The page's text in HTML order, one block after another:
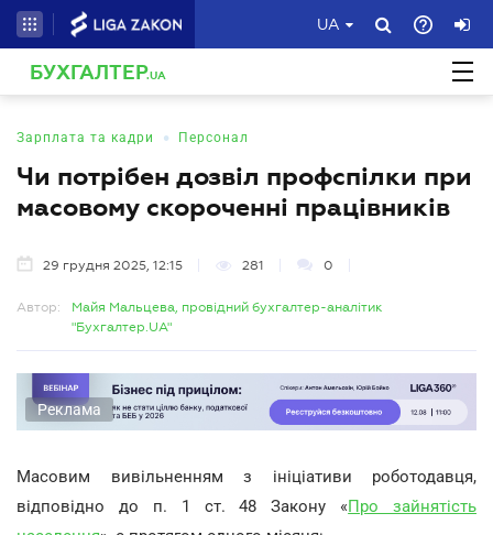
UA
БУХГАЛТЕР.UA
Зарплата та кадри • Персонал
Чи потрібен дозвіл профспілки при
масовому скороченні працівників
29 грудня 2025, 12:15 281 0
Автор:
Майя Мальцева, провідний бухгалтер-аналітик
"Бухгалтер.UA"
Реклама
Масовим вивільненням з ініціативи роботодавця,
відповідно до п. 1 ст. 48 Закону «Про зайнятість